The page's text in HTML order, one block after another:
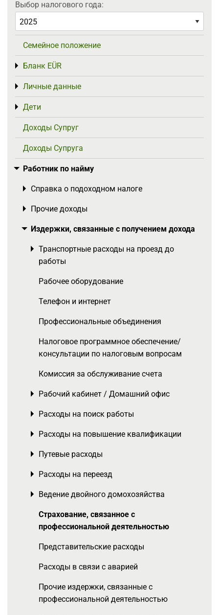
Выбор налогового года:
Семейное положение
Бланк EÜR
Toggle menu
Личные данные
Toggle menu
Дети
Toggle menu
Доходы Супруг
Доходы Супруга
Работник по найму
Toggle menu
Справка о подоходном налоге
Toggle menu
Прочие доходы
Toggle menu
Издержки, связанные с получением дохода
Toggle menu
Транспортные расходы на проезд до
работы
Toggle menu
Рабочее оборудование
Телефон и интернет
Профессиональные объединения
Налоговое программное обеспечение/
консультации по налоговым вопросам
Комиссия за обслуживание счета
Рабочий кабинет / Домашний офис
Toggle menu
Расходы на поиск работы
Toggle menu
Расходы на повышение квалификации
Toggle menu
Путевые расходы
Toggle menu
Расходы на переезд
Toggle menu
Ведение двойного домохозяйства
Toggle menu
Страхование, связанное с
профессиональной деятельностью
Представительские расходы
Расходы в связи с аварией
Прочие издержки, связанные с
профессиональной деятельностью